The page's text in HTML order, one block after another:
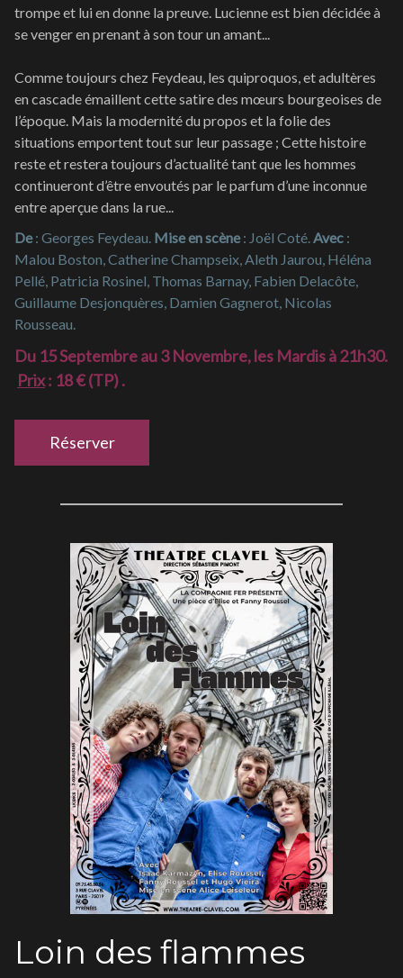
trompe et lui en donne la preuve. Lucienne est bien décidée à
se venger en prenant à son tour un amant...
Comme toujours chez Feydeau, les quiproquos, et adultères
en cascade émaillent cette satire des mœurs bourgeoises de
l’époque. Mais la modernité du propos et la folie des
situations emportent tout sur leur passage ; Cette histoire
reste et restera toujours d’actualité tant que les hommes
continueront d’être envoutés par le parfum d’une inconnue
entre aperçue dans la rue...
De: Georges Feydeau. Mise en scène: Joël Coté. Avec :
Malou Boston, Catherine Champseix, Aleth Jaurou, Héléna
Pellé, Patricia Rosinel, Thomas Barnay, Fabien Delacôte,
Guillaume Desjonquères, Damien Gagnerot, Nicolas
Rousseau.
Du 15 Septembre au 3 Novembre, les Mardis à 21h30.
Prix: 18 € (TP) .
Réserver
Loin des flammes